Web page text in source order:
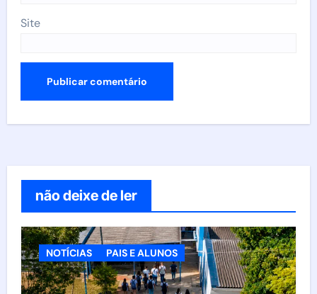
Site
não deixe de ler
NOTÍCIAS PAIS E ALUNOS